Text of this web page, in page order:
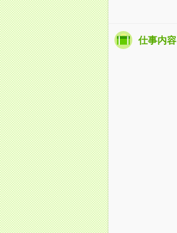
仕事内容